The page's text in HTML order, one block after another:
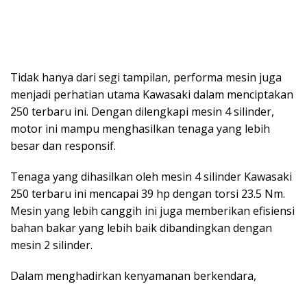
Tidak hanya dari segi tampilan, performa mesin juga
menjadi perhatian utama Kawasaki dalam menciptakan
250 terbaru ini. Dengan dilengkapi mesin 4 silinder,
motor ini mampu menghasilkan tenaga yang lebih
besar dan responsif.
Tenaga yang dihasilkan oleh mesin 4 silinder Kawasaki
250 terbaru ini mencapai 39 hp dengan torsi 23.5 Nm.
Mesin yang lebih canggih ini juga memberikan efisiensi
bahan bakar yang lebih baik dibandingkan dengan
mesin 2 silinder.
Dalam menghadirkan kenyamanan berkendara,